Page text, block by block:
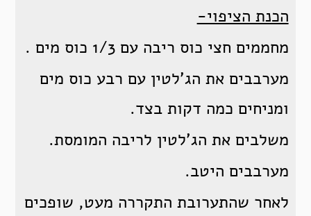
הכנת הציפוי-
מחממים חצי כוס ריבה עם 1/3 כוס מים .
מערבבים את הג'לטין עם רבע כוס מים
ומניחים כמה דקות בצד.
משלבים את הג'לטין לריבה המומסת.
מערבבים היטב.
לאחר שהתערובת התקררה מעט, שופכים